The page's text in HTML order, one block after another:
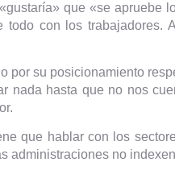
que «se apruebe
todo con los trabajadores.
por su posicionamiento
nada hasta que no nos
que hablar con los
administraciones no